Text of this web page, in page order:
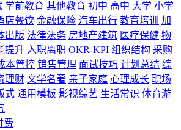
学前教育 其他教育 初中 高中 大学 小学
店餐饮 金融保险 汽车出行 教育培训
加
出版 法律法务 房地产建筑 医疗保健 物
提升 入职离职 OKR-KPI 组织结构 采购
本管控 销售管理 面试技巧 计划总结 综
理财 文学名著 亲子家庭 心理成长 职场
式 通用模板 影视综艺 生活常识 体育游
费